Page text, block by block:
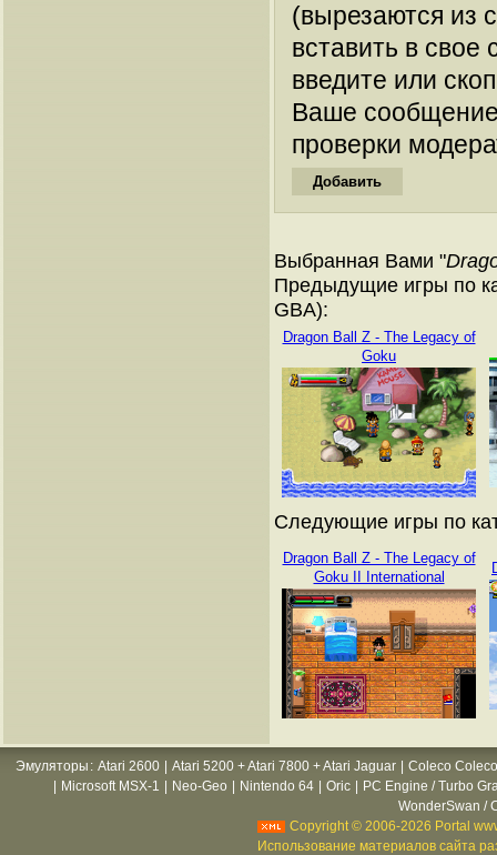
(вырезаются из
вставить в
введите или
Ваше
проверки
Выбранная Вами "
Предыдущие игры по
GBA):
Dragon Ball Z - The Legacy of
Goku
Следующие игры по
Dragon Ball Z - The Legacy of
Goku II International
Эмуляторы : Atari 2600 Atari 5200 + Atari 7800 + Atari Jaguar
Coleco
Microsoft MSX-1 Neo-Geo Nintendo 64 Oric
PC Engine / Turbo
WonderSwan /
Copyright © 2006-2026 Portal
Использование материалов сайта